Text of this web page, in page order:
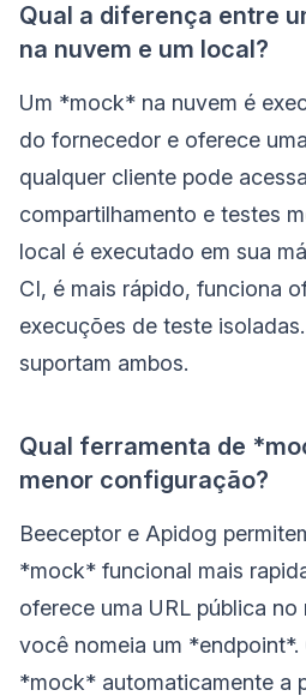
Qual a diferença entre
na nuvem e um local?
Um *mock* na nuvem é
do fornecedor e oferece
qualquer cliente pode
compartilhamento e testes
local é executado em sua
CI, é mais rápido, funciona
execuções de teste
suportam ambos.
Qual ferramenta de
menor configuração?
Beeceptor e Apidog
*mock* funcional mais
oferece uma URL pública
você nomeia um
*mock* automaticamente a